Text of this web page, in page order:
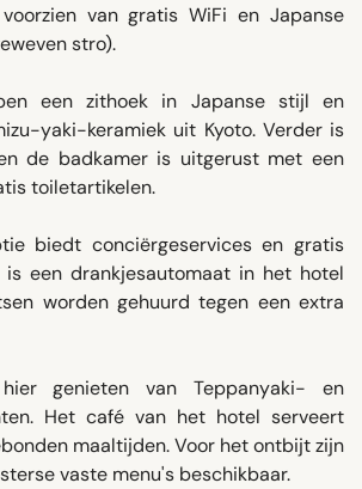
van gratis WiFi en Japanse
stro).
een zithoek in Japanse stijl en
yaki-keramiek uit Kyoto. Verder is
de badkamer is uitgerust met een
toiletartikelen.
biedt conciërgeservices en gratis
is een drankjesautomaat in het hotel
worden gehuurd tegen een extra
genieten van Teppanyaki- en
Het café van het hotel serveert
maaltijden. Voor het ontbijt zijn
vaste menu's beschikbaar.